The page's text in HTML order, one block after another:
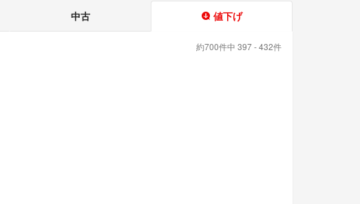
中古 値下げ
約700件中 397 - 432件